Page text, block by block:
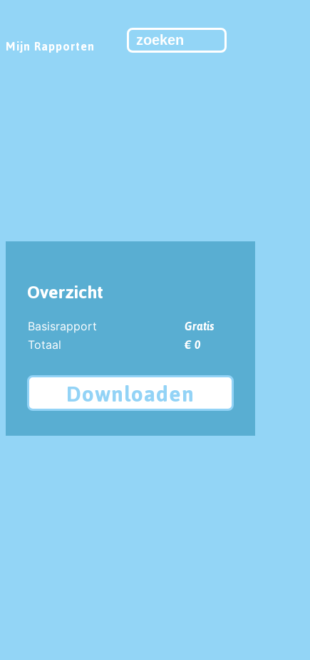
Mijn Rapporten
Overzicht
Basisrapport
Gratis
Totaal
€ 0
Downloaden